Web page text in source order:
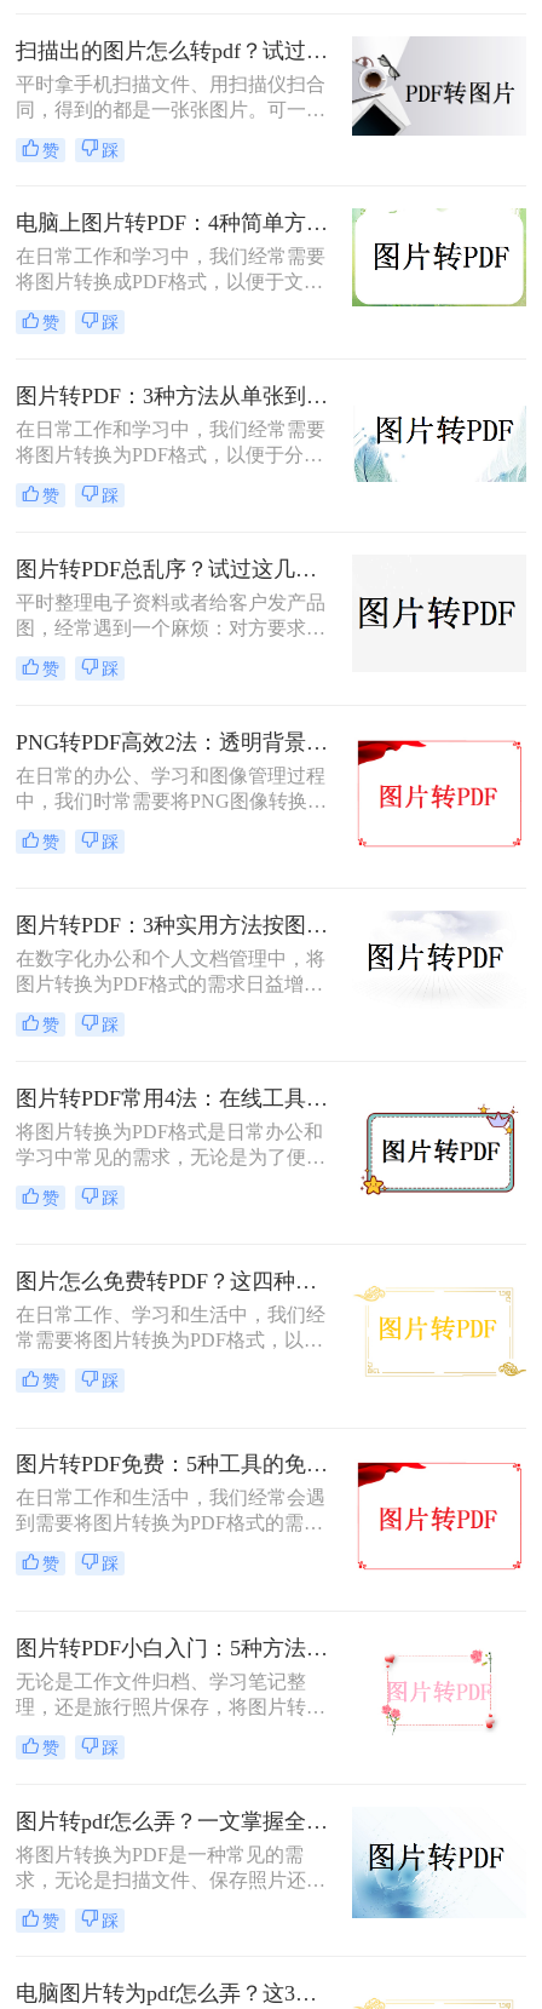
简单而快速的方法，帮助您轻松实现
照片转PDF的操作。
扫描出的图片怎么转pdf？试过好用的几个办法！
平时拿手机扫描文件、用扫描仪扫合
同，得到的都是一张张图片。可一旦
要发给别人、归档保存或者打印出
来，PDF格式明显更正式、也更方
行，转完PDF却模糊了；十几页的扫
描件，一页一页转太磨人；还有些涉
及隐私的文件，不敢随便往在线工具
里传。
赞 踩
电脑上图片转PDF：4种简单方法的操作步骤和DPI设置！
在日常工作和学习中，我们经常需要
将图片转换成PDF格式，以便于文件
的传输、存储和打印。那么电脑上怎
么图片转pdf呢？本文将介绍三种在电
您根据不同的需求选择最合适的方
法。
赞 踩
图片转PDF：3种方法从单张到批量转换的操作差异！
在日常工作和学习中，我们经常需要
将图片转换为PDF格式，以便于分
享、打印和存档。那么图片怎么转pdf
呢？本文将介绍三种常用的将图片转
同的需求选择最合适的方式。
赞 踩
图片转PDF总乱序？试过这几个方法后顺手多了
平时整理电子资料或者给客户发产品
图，经常遇到一个麻烦：对方要求把
一堆零散的图片打包成一个完整的
PDF文件。如果一张张发过去，不仅
混。很多朋友一搜“图片转pdf怎么
弄”，出来一堆复杂的教程，其实只
要找对工具，这事儿非常简单。本文
就按大家最常用的场景（在线免安
装、批量处理、手机自带功能）整理
了几个亲测好用的办法，帮你轻松搞
赞 踩
PNG转PDF高效2法：透明背景保留和文件压缩设置！
在日常的办公、学习和图像管理过程
中，我们时常需要将PNG图像转换为
PDF文件。PDF文件格式因其良好的
兼容性、稳定性和在不同设备上显示
片转PDF的方法。
赞 踩
图片转PDF：3种实用方法按图片格式（JPG/PNG/BMP）选！
在数字化办公和个人文档管理中，将
图片转换为PDF格式的需求日益增
长。PDF（Portable Document
Format）因其跨平台兼容性、不易变
享。那么如何把图片转换成PDF呢？
本文将介绍几种实用的方法来帮助您
完成图片到PDF的转换。
赞 踩
图片转PDF常用4法：在线工具、桌面软件、手机APP和打印导出的适用边界！
将图片转换为PDF格式是日常办公和
学习中常见的需求，无论是为了便于
分享、存储还是打印。那么图片转为
pdf怎么弄呢？本文将介绍几种常用的
赞 踩
图片怎么免费转PDF？这四种方法轻松搞定！
在日常工作、学习和生活中，我们经
常需要将图片转换为PDF格式，以便
于分享、打印或存档。PDF文件因其
跨平台兼容性、保持格式不变以及安
片转换为PDF，无需花费任何费用即
可轻松完成转换。那么图片怎么免费
转PDF呢？本文将为您详细介绍几种
赞 踩
图片转PDF免费：5种工具的免费额度、水印和文件限制对比！
在日常工作和生活中，我们经常会遇
到需要将图片转换为PDF格式的需
求。无论是为了方便存档、分享或打
印，将图片转换为PDF格式是一项很
简便方法来帮助您免费将图片转换为
PDF格式。
赞 踩
图片转PDF小白入门：5种方法从最简单到最专业逐步升级！
无论是工作文件归档、学习笔记整
理，还是旅行照片保存，将图片转换
为PDF都能让内容更规范、更易分
享。那么如何图片转pdf呢？本文提供
5种常用方法，3分钟即可学会！
赞 踩
图片转pdf怎么弄？一文掌握全平台方法！
将图片转换为PDF是一种常见的需
求，无论是扫描文件、保存照片还是
整理资料，PDF格式都能更好地保证
内容的完整性和兼容性。那么图片转
机、在线工具等多种转换方法，总有
赞 踩
电脑图片转为pdf怎么弄？这3种方法值得尝试！